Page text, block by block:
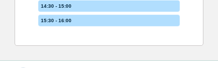
14:30 - 15:00
15:30 - 16:00